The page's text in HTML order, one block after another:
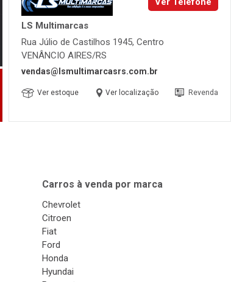
LS Multimarcas
Rua Júlio de Castilhos 1945, Centro
VENÂNCIO AIRES/RS
vendas@lsmultimarcasrs.com.br
Ver estoque Ver localização Revenda
Carros à venda por marca
Chevrolet
Citroen
Fiat
Ford
Honda
Hyundai